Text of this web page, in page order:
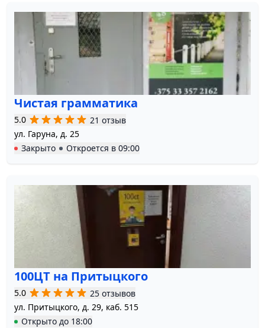
Чистая грамматика
5.0
21 отзыв
ул. Гаруна, д. 25
Закрыто
Откроется в 09:00
100ЦТ на Притыцкого
5.0
25 отзывов
ул. Притыцкого, д. 29, каб. 515
Открыто до 18:00